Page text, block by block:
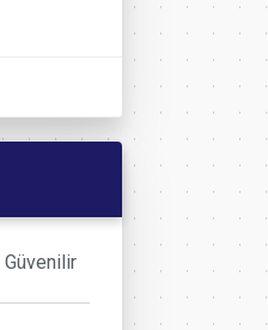
Güvenilir